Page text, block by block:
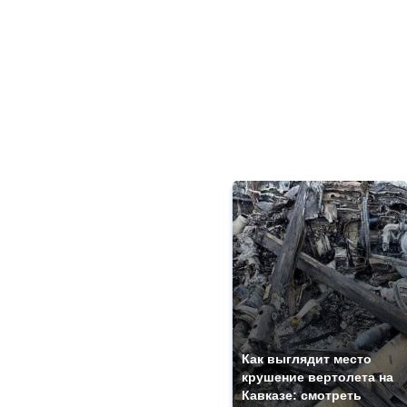
Как выглядит место
крушение вертолета на
Кавказе: смотреть